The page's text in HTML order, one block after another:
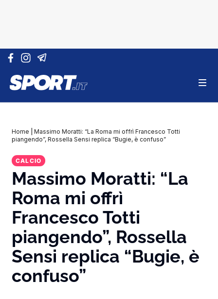
Vai al contenuto
Home
Massimo Moratti: “La Roma mi offrì Francesco Totti
piangendo”, Rossella Sensi replica “Bugie, è confuso”
CALCIO
Massimo Moratti: “La
Roma mi offrì
Francesco Totti
piangendo”, Rossella
Sensi replica “Bugie, è
confuso”